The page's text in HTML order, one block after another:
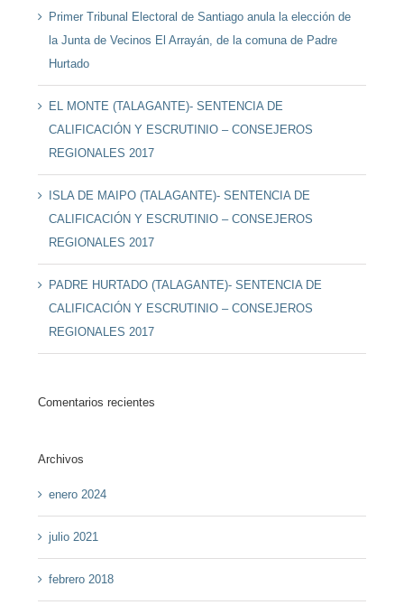
Primer Tribunal Electoral de Santiago anula la elección de
la Junta de Vecinos El Arrayán, de la comuna de Padre
Hurtado
EL MONTE (TALAGANTE)- SENTENCIA DE
CALIFICACIÓN Y ESCRUTINIO – CONSEJEROS
REGIONALES 2017
ISLA DE MAIPO (TALAGANTE)- SENTENCIA DE
CALIFICACIÓN Y ESCRUTINIO – CONSEJEROS
REGIONALES 2017
PADRE HURTADO (TALAGANTE)- SENTENCIA DE
CALIFICACIÓN Y ESCRUTINIO – CONSEJEROS
REGIONALES 2017
Comentarios recientes
Archivos
enero 2024
julio 2021
febrero 2018